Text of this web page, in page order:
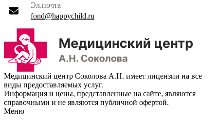
Эл.почта
fond@happychild.ru
Медицинский центр Соколова А.Н. имеет лицензии на все
виды предоставляемых услуг.
Информация и цены, представленные на сайте, являются
справочными и не являются публичной офертой.
Меню